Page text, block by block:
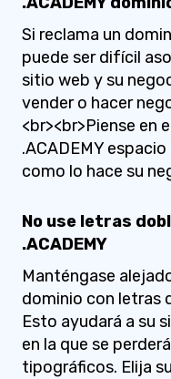
Si reclama un
puede ser difícil
sitio web y su
vender o hacer
<br><br>Piense en
.ACADEMY
como lo hace su
No use letras
.ACADEMY
Manténgase
dominio con letras
Esto ayudará a su
en la que se
tipográficos. Elija